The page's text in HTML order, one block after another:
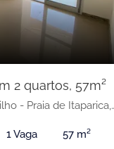
2 quartos, 57m²
de Itaparica, Vila Velha-ES
1 Vaga 57 m²